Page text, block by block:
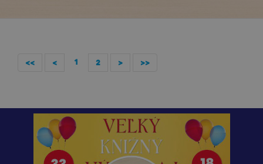
<< < 1 2 > >>